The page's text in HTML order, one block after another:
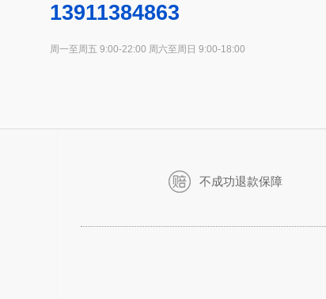
13911384863
周一至周五 9:00-22:00 周六至周日 9:00-18:00
不成功退款保障